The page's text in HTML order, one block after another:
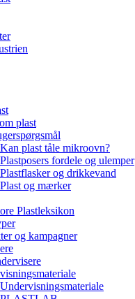
plast
Kan plast tåle mikroovn?
Plastposers fordele og ulemper
Plastflasker og drikkevand
Plast og mærker
Plastleksikon
og kampagner
Undervisningsmateriale